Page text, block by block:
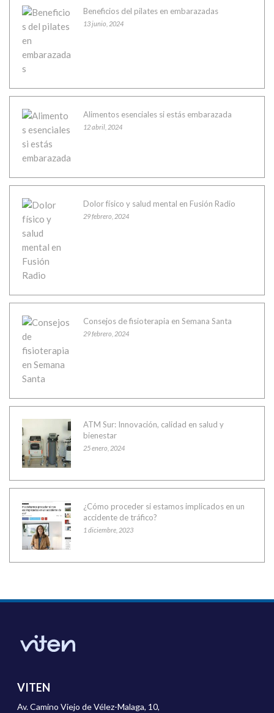
Beneficios del pilates en embarazadas
13 junio, 2024
Alimentos esenciales si estás embarazada
12 abril, 2024
Dolor físico y salud mental en Fusión Radio
29 febrero, 2024
Consejos de fisioterapia en Semana Santa
29 febrero, 2024
ATM Sur: Innovación, calidad en salud y
bienestar
25 enero, 2024
¿Cómo proceder si estamos implicados en un
accidente de tráfico?
1 diciembre, 2023
VITEN
Av. Camino Viejo de Vélez-Malaga, 10,